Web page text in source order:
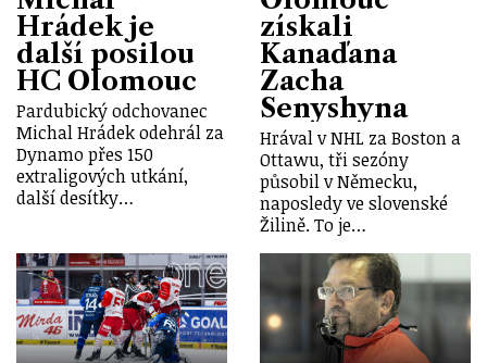
Hrádek je
další posilou
HC Olomouc
Pardubický odchovanec
Michal Hrádek odehrál za
Dynamo přes 150
extraligových utkání,
další desítky…
získali
Kanaďana
Zacha
Senyshyna
Hrával v NHL za Boston a
Ottawu, tři sezóny
působil v Německu,
naposledy ve slovenské
Žilině. To je…